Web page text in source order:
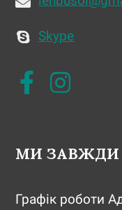
Skype
МИ ЗАВЖДИ
Графік роботи